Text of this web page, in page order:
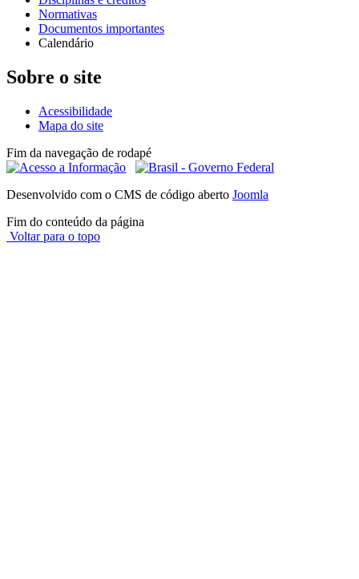
Normativas
Documentos importantes
Calendário
Sobre o site
Acessibilidade
Mapa do site
Fim da navegação de rodapé
Desenvolvido com o CMS de código aberto Joomla
Fim do conteúdo da página
Voltar para o topo